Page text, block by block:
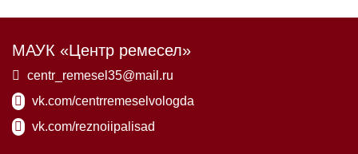
МАУК «Центр ремесел»
centr_remesel35@mail.ru
vk.com/centrremeselvologda
vk.com/reznoiipalisad